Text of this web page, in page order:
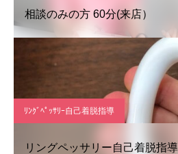
相談のみの方 60分(来店）
ﾘﾝｸﾞﾍﾟｯｻﾘｰ自己着脱指導
リングペッサリー自己着脱指導